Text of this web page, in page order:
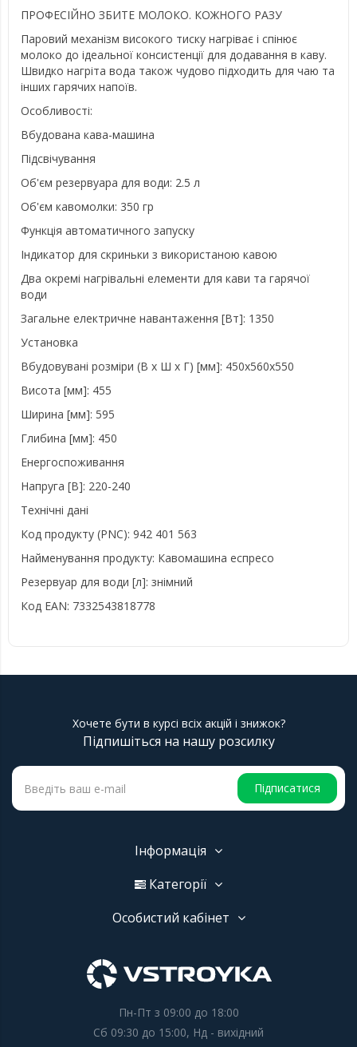
ПРОФЕСІЙНО ЗБИТЕ МОЛОКО. КОЖНОГО РАЗУ
Паровий механізм високого тиску нагріває і спінює
молоко до ідеальної консистенції для додавання в каву.
Швидко нагріта вода також чудово підходить для чаю та
інших гарячих напоїв.
Особливості:
Вбудована кава-машина
Підсвічування
Об'єм резервуара для води: 2.5 л
Об'єм кавомолки: 350 гр
Функція автоматичного запуску
Індикатор для скриньки з використаною кавою
Два окремі нагрівальні елементи для кави та гарячої
води
Загальне електричне навантаження [Вт]: 1350
Установка
Вбудовувані розміри (В х Ш х Г) [мм]: 450x560x550
Висота [мм]: 455
Ширина [мм]: 595
Глибина [мм]: 450
Енергоспоживання
Напруга [В]: 220-240
Технічні дані
Код продукту (PNC): 942 401 563
Найменування продукту: Кавомашина еспресо
Резервуар для води [л]: знімний
Код EAN: 7332543818778
Хочете бути в курсі всіх акцій і знижок?
Підпишіться на нашу розсилку
Підписатися
Інформація
Категорії
Особистий кабінет
Пн-Пт з 09:00 до 18:00
Сб 09:30 до 15:00, Нд - вихідний